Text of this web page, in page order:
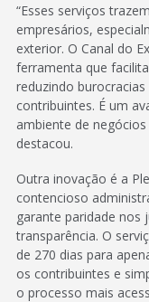
“Esses serviços
empresários,
exterior. O Canal do
ferramenta que
reduzindo
contribuintes. É um
ambiente de
destacou.
Outra inovação é a
contencioso
garante paridade nos
transparência. O
de 270 dias para
os contribuintes e
o processo mais